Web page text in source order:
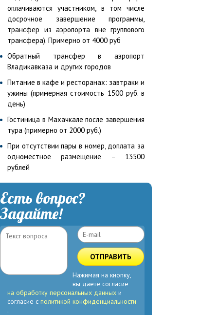
оплачиваются участником, в том числе
досрочное завершение программы,
трансфер из аэропорта вне группового
трансфера). Примерно от 4000 руб
Обратный трансфер в аэропорт
Владикавказа и других городов
Питание в кафе и ресторанах: завтраки и
ужины (примерная стоимость 1500 руб. в
день)
Гостиница в Махачкале после завершения
тура (примерно от 2000 руб.)
При отсутствии пары в номер, доплата за
одноместное размещение – 13500
рублей
Есть вопрос?
Задайте!
ОТПРАВИТЬ
Нажимая на кнопку,
вы даете согласие
на обработку персональных данных и
согласие с политикой конфиденциальности
.